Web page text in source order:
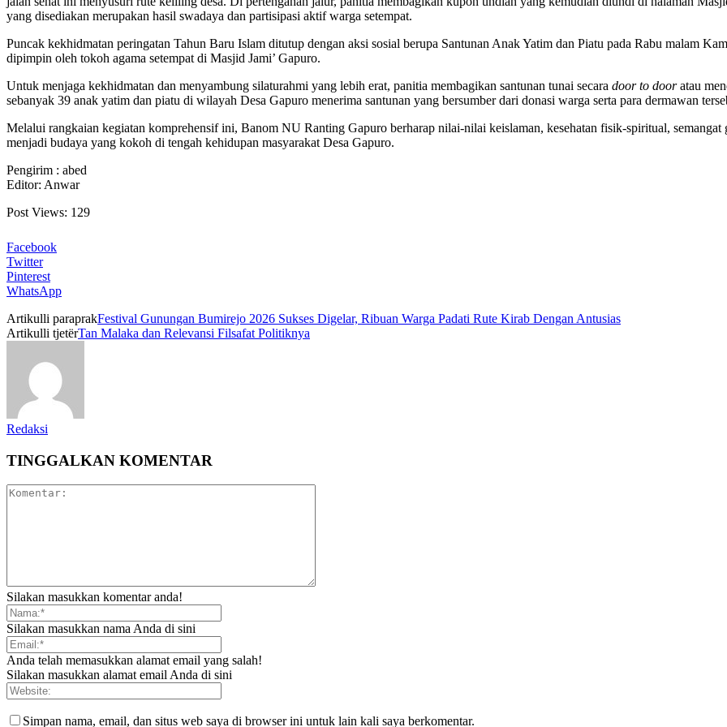
yang disediakan merupakan hasil swadaya dan partisipasi aktif warga setempat.
Puncak kekhidmatan peringatan Tahun Baru Islam ditutup dengan aksi sosial berupa Santunan Anak Yatim dan Piatu pada Rabu malam
dipimpin oleh tokoh agama setempat di Masjid Jami’ Gapuro.
Untuk menjaga kekhidmatan dan menyambung silaturahmi yang lebih erat, panitia membagikan santunan tunai secara door to dooratau
sebanyak 39 anak yatim dan piatu di wilayah Desa Gapuro menerima santunan yang bersumber dari donasi warga serta para dermawan
Melalui rangkaian kegiatan komprehensif ini, Banom NU Ranting Gapuro berharap nilai-nilai keislaman, kesehatan fisik-spiritual, semangat
menjadi budaya yang kokoh di tengah kehidupan masyarakat Desa Gapuro.
Pengirim : abed
Editor: Anwar
Post Views: 129
Facebook
Twitter
Pinterest
WhatsApp
Artikulli paraprakFestival Gunungan Bumirejo 2026 Sukses Digelar, Ribuan Warga Padati Rute Kirab Dengan Antusias
Artikulli tjetërTan Malaka dan Relevansi Filsafat Politiknya
Redaksi
TINGGALKAN KOMENTAR
Silakan masukkan komentar anda!
Silakan masukkan nama Anda di sini
Anda telah memasukkan alamat email yang salah!
Silakan masukkan alamat email Anda di sini
Simpan nama, email, dan situs web saya di browser ini untuk lain kali saya berkomentar.